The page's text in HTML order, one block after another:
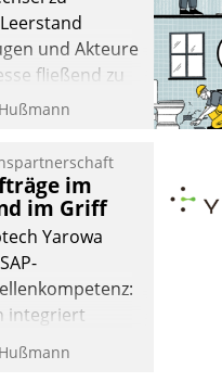
und Akteure
fließend zu
nutzt die
eine
Einsicht und
Lösung.
setzte
Startup-
im
im Griff
Yarowa
integriert
zur
Verwaltung